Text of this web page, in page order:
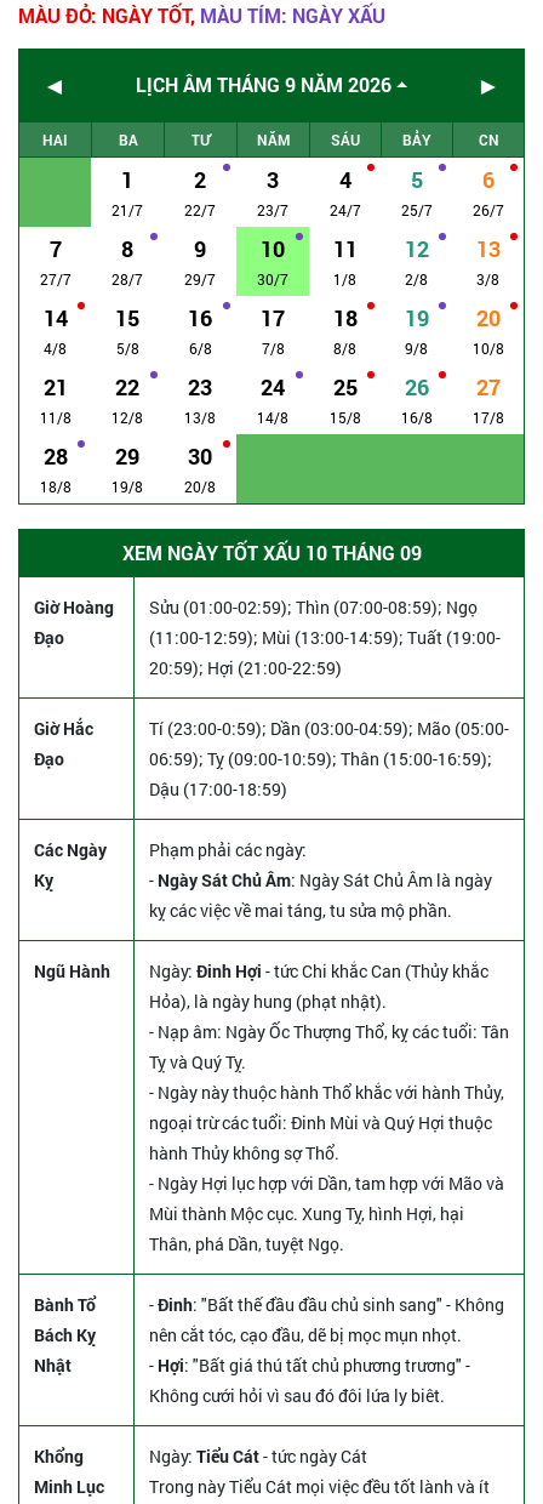
MÀU ĐỎ: NGÀY TỐT, MÀU TÍM: NGÀY XẤU
◄ LỊCH ÂM THÁNG 9 NĂM 2026 ►
HAI BA TƯ NĂM SÁU BẢY CN
1
21/7
2
22/7
3
23/7
4
24/7
5
25/7
6
26/7
7
27/7
8
28/7
9
29/7
10
30/7
11
1/8
12
2/8
13
3/8
14
4/8
15
5/8
16
6/8
17
7/8
18
8/8
19
9/8
20
10/8
21
11/8
22
12/8
23
13/8
24
14/8
25
15/8
26
16/8
27
17/8
28
18/8
29
19/8
30
20/8
XEM NGÀY TỐT XẤU 10 THÁNG 09
Giờ Hoàng
Đạo
Sửu (01:00-02:59); Thìn (07:00-08:59); Ngọ
(11:00-12:59); Mùi (13:00-14:59); Tuất (19:00-
20:59); Hợi (21:00-22:59)
Giờ Hắc
Đạo
Tí (23:00-0:59); Dần (03:00-04:59); Mão (05:00-
06:59); Tỵ (09:00-10:59); Thân (15:00-16:59);
Dậu (17:00-18:59)
Các Ngày
Kỵ
Phạm phải các ngày:
- Ngày Sát Chủ Âm: Ngày Sát Chủ Âm là ngày
kỵ các việc về mai táng, tu sửa mộ phần.
Ngũ Hành Ngày: Đinh Hợi - tức Chi khắc Can (Thủy khắc
Hỏa), là ngày hung (phạt nhật).
- Nạp âm: Ngày Ốc Thượng Thổ, kỵ các tuổi: Tân
Tỵ và Quý Tỵ.
- Ngày này thuộc hành Thổ khắc với hành Thủy,
ngoại trừ các tuổi: Đinh Mùi và Quý Hợi thuộc
hành Thủy không sợ Thổ.
- Ngày Hợi lục hợp với Dần, tam hợp với Mão và
Mùi thành Mộc cục. Xung Tỵ, hình Hợi, hại
Thân, phá Dần, tuyệt Ngọ.
Bành Tổ
Bách Kỵ
Nhật
-Đinh: "Bất thế đầu đầu chủ sinh sang" - Không
nên cắt tóc, cạo đầu, dẽ bị mọc mụn nhọt.
- Hợi: "Bất giá thú tất chủ phương trương" -
Không cưới hỏi vì sau đó đôi lứa ly biêt.
Khổng
Minh Lục
Ngày: Tiểu Cát- tức ngày Cát
Trong này Tiểu Cát mọi việc đều tốt lành và ít